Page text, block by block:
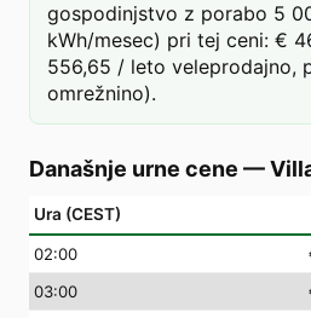
gospodinjstvo z porabo 5
kWh/mesec) pri tej ceni: €
556,65 / leto veleprodajno,
omrežnino).
Današnje urne cene —
Ura (CEST)
02:00
03:00